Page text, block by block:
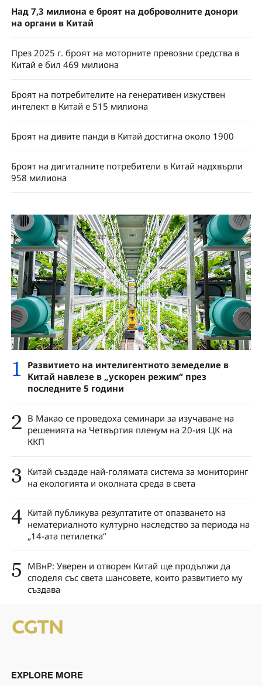
Над 7,3 милиона е броят на доброволните донори
на органи в Китай
През 2025 г. броят на моторните превозни средства в
Китай е бил 469 милиона
Броят на потребителите на генеративен изкуствен
интелект в Китай е 515 милиона
Броят на дивите панди в Китай достигна около 1900
Броят на дигиталните потребители в Китай надхвърли
958 милиона
1
Развитието на интелигентното земеделие в
Китай навлезе в „ускорен режим“ през
последните 5 години
2 В Макао се проведоха семинари за изучаване на
решенията на Четвъртия пленум на 20-ия ЦК на
ККП
3 Китай създаде най-голямата система за мониторинг
на екологията и околната среда в света
4 Китай публикува резултатите от опазването на
нематериалното културно наследство за периода на
„14-ата петилетка“
5 МВнР: Уверен и отворен Китай ще продължи да
споделя със света шансовете, които развитието му
създава
EXPLORE MORE